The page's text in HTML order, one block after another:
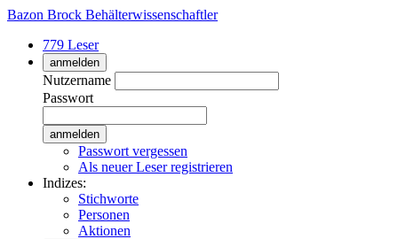
Bazon Brock Behälterwissenschaftler
779 Leser
anmelden
Nutzername
Passwort
Passwort vergessen
Als neuer Leser registrieren
Indizes:
Stichworte
Personen
Aktionen